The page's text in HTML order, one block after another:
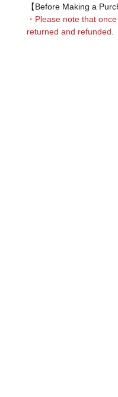
【Before Making a
・Please note that
returned and refunded.